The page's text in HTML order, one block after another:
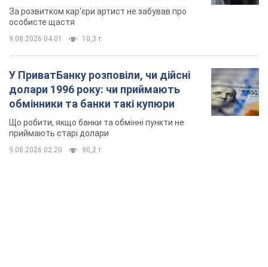
мають
За розвитком кар'єри артист не забував про
особисте щастя
9.08.2026 04:01 10,3 т.
У ПриватБанку розповіли, чи дійсні
долари 1996 року: чи приймають
обмінники та банки такі купюри
Що робити, якщо банки та обмінні пункти не
приймають старі долари
9.08.2026 02:20 90,2 т.